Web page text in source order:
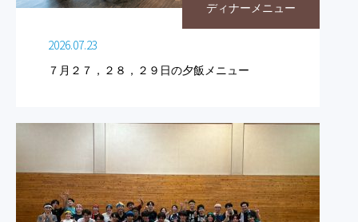
ディナーメニュー
2026.07.23
７月２７，２８，２９日の夕飯メニュー